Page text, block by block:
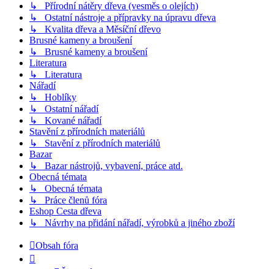
↳ Přírodní nátěry dřeva (vesměs o olejích)
↳ Ostatní nástroje a přípravky na úpravu dřeva
↳ Kvalita dřeva a Měsíční dřevo
Brusné kameny a broušení
↳ Brusné kameny a broušení
Literatura
↳ Literatura
Nářadí
↳ Hoblíky
↳ Ostatní nářadí
↳ Kované nářadí
Stavění z přírodních materiálů
↳ Stavění z přírodních materiálů
Bazar
↳ Bazar nástrojů, vybavení, práce atd.
Obecná témata
↳ Obecná témata
↳ Práce členů fóra
Eshop Cesta dřeva
↳ Návrhy na přidání nářadí, výrobků a jiného zboží
Obsah fóra